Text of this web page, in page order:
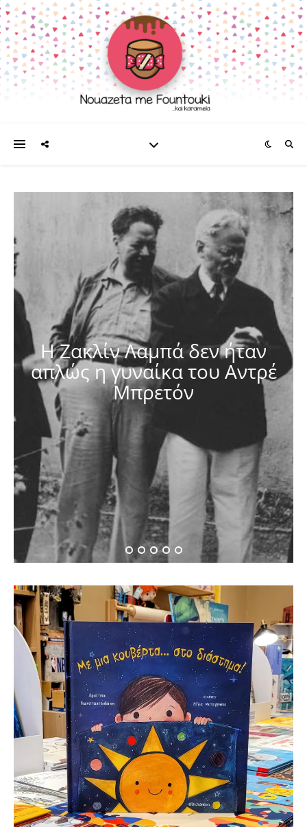
Η Ζακλίν Λαμπά δεν ήταν
απλώς η γυναίκα του Αντρέ
Μπρετόν